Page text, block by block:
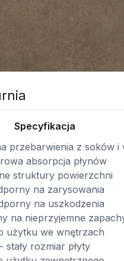
Specyfikacja
przebarwienia z soków i
absorpcja płynów
struktury powierzchni
na zarysowania
na uszkodzenia
na nieprzyjemne
użytku we wnętrzach
- stały rozmiar płyty